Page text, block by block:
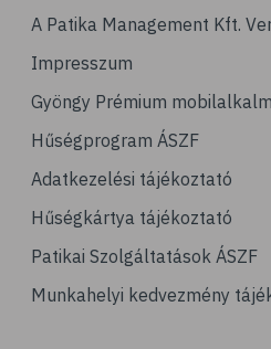
A Patika Management Kft.
Impresszum
Gyöngy Prémium
Hűségprogram ÁSZF
Adatkezelési tájékoztató
Hűségkártya tájékoztató
Patikai Szolgáltatások ÁSZF
Munkahelyi kedvezmény